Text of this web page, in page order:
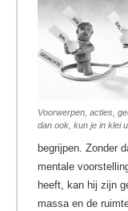
Voorwerpen, acties,
dan ook, kun je in klei
begrijpen. Zonder
mentale
heeft, kan hij zijn
massa en de